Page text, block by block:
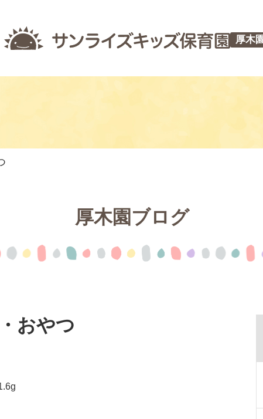
厚木
厚木園ブログ
おやつ